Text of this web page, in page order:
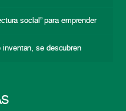
social” para emprender
inventan, se descubren